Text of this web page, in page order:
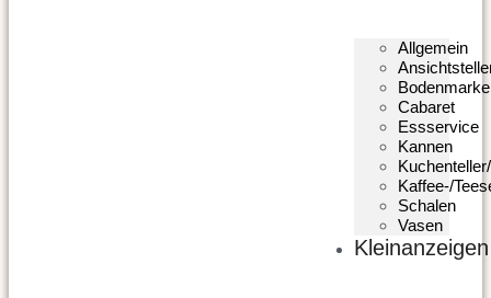
Allgemein
Bodenmarke
Cabaret
Essservice
Kannen
Kaffee-/
Schalen
Vasen
Kleinanzeigen